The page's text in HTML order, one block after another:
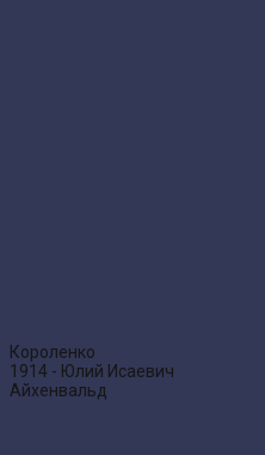
Короленко
1914 - Юлий Исаевич
Айхенвальд